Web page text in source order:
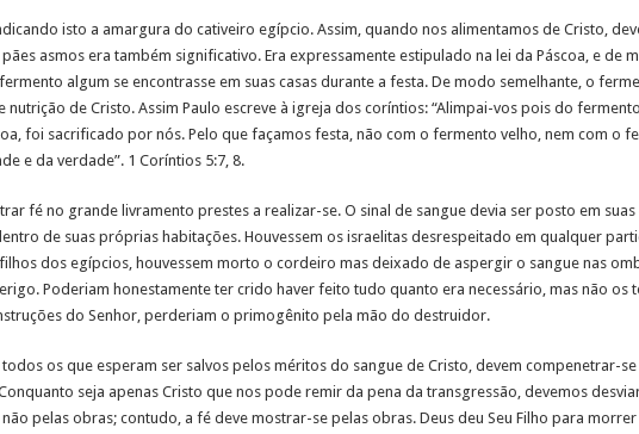
isto a amargura do cativeiro egípcio. Assim, quando nos alimentamos de Cristo,
asmos era também significativo. Era expressamente estipulado na lei da Páscoa, e de
algum se encontrasse em suas casas durante a festa. De modo semelhante, o
de Cristo. Assim Paulo escreve à igreja dos coríntios: “Alimpai-vos pois do
foi sacrificado por nós. Pelo que façamos festa, não com o fermento velho, nem com o
e da verdade”. 1 Coríntios 5:7, 8.
fé no grande livramento prestes a realizar-se. O sinal de sangue devia ser posto em suas
de suas próprias habitações. Houvessem os israelitas desrespeitado em qualquer
dos egípcios, houvessem morto o cordeiro mas deixado de aspergir o sangue nas
Poderiam honestamente ter crido haver feito tudo quanto era necessário, mas não os
do Senhor, perderiam o primogênito pela mão do destruidor.
os que esperam ser salvos pelos méritos do sangue de Cristo, devem compenetrar-se
seja apenas Cristo que nos pode remir da pena da transgressão, devemos
pelas obras; contudo, a fé deve mostrar-se pelas obras. Deus deu Seu Filho para